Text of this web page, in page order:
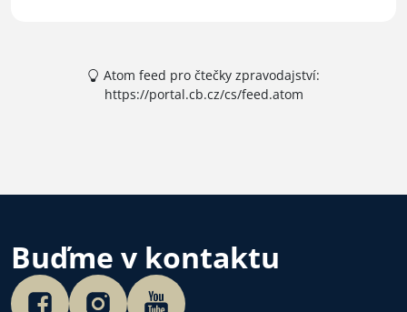
Atom feed pro čtečky zpravodajství:
https://portal.cb.cz/cs/feed.atom
Buďme v kontaktu